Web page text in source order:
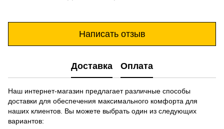
Написать отзыв
Доставка Оплата
Наш интернет-магазин предлагает различные способы
доставки для обеспечения максимального комфорта для
наших клиентов. Вы можете выбрать один из следующих
вариантов: